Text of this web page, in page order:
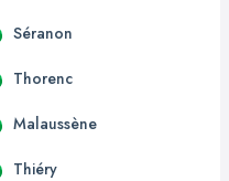
Séranon
Thorenc
Malaussène
Thiéry